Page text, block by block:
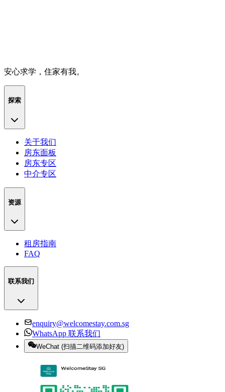
安心求学，住家有我。
探索
关于我们
房东面板
房东专区
中介专区
资源
租房指南
FAQ
联系我们
enquiry@welcomestay.com.sg
WhatsApp 联系我们
WeChat (扫描二维码添加好友)